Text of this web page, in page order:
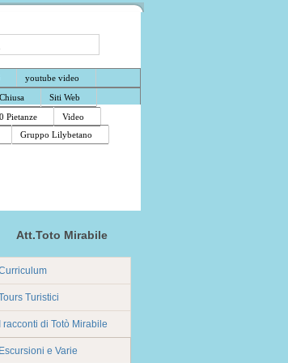
youtube video
Siti Web
Pietanze
Video
Gruppo Lilybetano
Att.Toto Mirabile
Turistici
I racconti di Totò Mirabile
Escursioni e Varie